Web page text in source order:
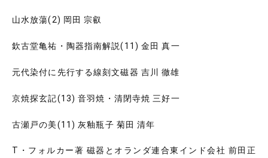
山水放蕩(2) 岡田 宗叡
欽古堂亀祐・陶器指南解説(11) 金田 真一
元代染付に先行する線刻文磁器 吉川 徹雄
京焼探玄記(13) 音羽焼・清閉寺焼 三好一
古瀬戸の美(11) 灰釉瓶子 菊田 清年
T・フォルカー著 磁器とオランダ連合東インド会社 前田正